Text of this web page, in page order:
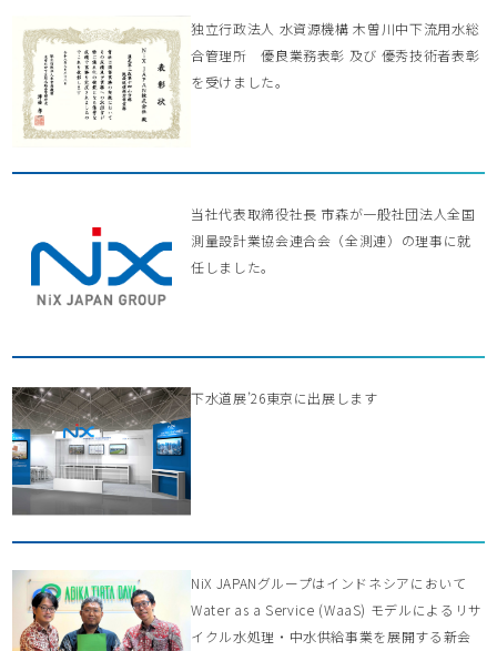
独立行政法人 水資源機構 木曽川中下流用水総
合管理所 優良業務表彰 及び 優秀技術者表彰
を受けました。
当社代表取締役社長 市森が一般社団法人全国
測量設計業協会連合会（全測連）の理事に就
任しました。
下水道展’26東京に出展します
NiX JAPANグループはインドネシアにおいて
Water as a Service (WaaS) モデルによるリサ
イクル水処理・中水供給事業を展開する新会